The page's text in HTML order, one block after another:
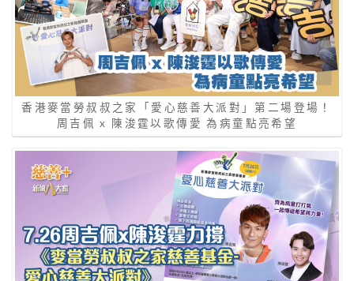
香港麥當勞叔叔之家「愛心慈善大派對」第二場登場！
周吉佩 x 陳浚霆以歌傳愛 為病童點亮希望